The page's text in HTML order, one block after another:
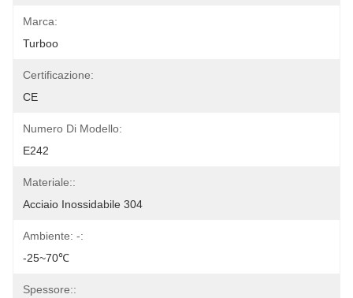
Marca:
Turboo
Certificazione:
CE
Numero Di Modello:
E242
Materiale::
Acciaio Inossidabile 304
Ambiente: -:
-25~70℃
Spessore::